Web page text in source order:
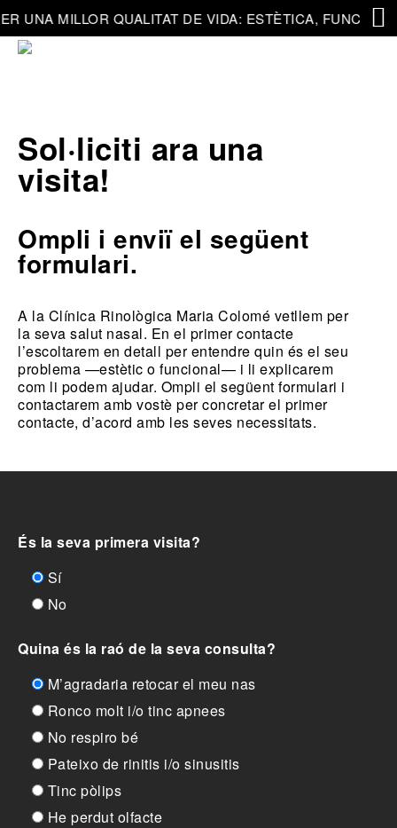
UNA MILLOR QUALITAT DE VIDA: ESTÈTICA, FUNCIÓ,
Sol·liciti ara una
visita!
Ompli i enviï el següent
formulari.
A la Clínica Rinològica Maria Colomé vetllem per
la seva salut nasal. En el primer contacte
l’escoltarem en detall per entendre quin és el seu
problema —estètic o funcional— i li explicarem
com li podem ajudar. Ompli el següent formulari i
contactarem amb vostè per concretar el primer
contacte, d’acord amb les seves necessitats.
És la seva primera visita?
Sí
No
Quina és la raó de la seva consulta?
M’agradaria retocar el meu nas
Ronco molt i/o tinc apnees
No respiro bé
Pateixo de rinitis i/o sinusitis
Tinc pòlips
He perdut olfacte